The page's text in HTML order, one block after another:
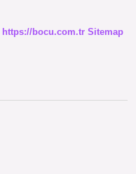
https://bocu.com.tr Sitemap